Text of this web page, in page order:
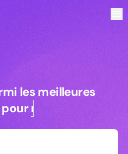
les meilleures
les meilleures
commerciaux